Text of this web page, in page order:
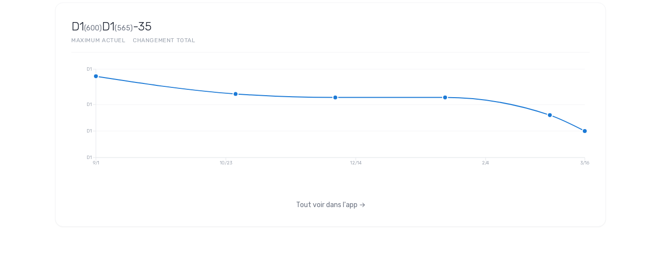
D1(600)
MAXIMUM
D1(565)
ACTUEL
-35
CHANGEMENT TOTAL
9/1 10/23 12/14 2/4 3/16
D1
D1
D1
D1
Tout voir dans l'app →